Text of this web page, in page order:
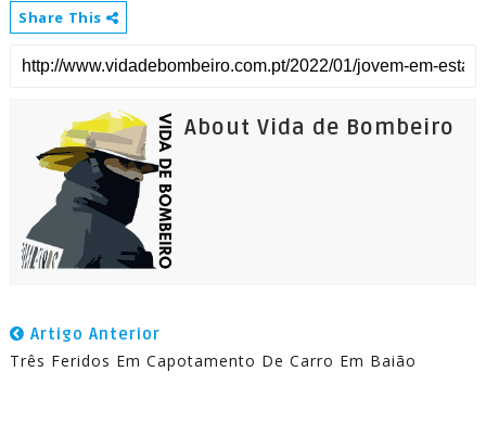
Share This
About Vida de Bombeiro
Artigo Anterior
Três Feridos Em Capotamento De Carro Em Baião